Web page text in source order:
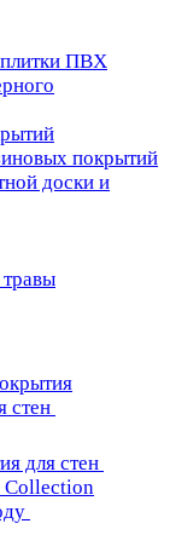
плитки ПВХ
покрытий
доски и
стен
для стен
Collection